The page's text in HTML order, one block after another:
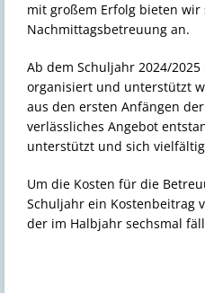
mit großem Erfolg bieten wir
Nachmittagsbetreuung an.
Ab dem Schuljahr 2024/
organisiert und unterstützt
aus den ersten Anfängen
verlässliches Angebot
unterstützt und sich
Um die Kosten für die
Schuljahr ein Kostenbeitrag
der im Halbjahr sechsmal